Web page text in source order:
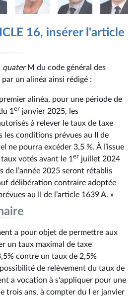
16, insérer l'article
quaterM du code général des
un alinéa ainsi rédigé :
alinéa, pour une période de
1 er janvier 2025, les
à relever le taux de taxe
les conditions prévues au II de
ne pourra excéder 3,5 %. À l’issue
votés avant le 1 er juillet 2024
de l’année 2025 seront rétablis
délibération contraire adoptée
au II de l’article 1639 A. »
a pour objet de permettre aux
un taux maximal de taxe
contre un taux de 2,5%
de relèvement du taux de
a vocation à s'appliquer pour une
trois ans, à compter du I er janvier